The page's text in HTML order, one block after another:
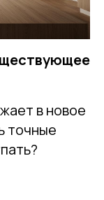
в новое
точные